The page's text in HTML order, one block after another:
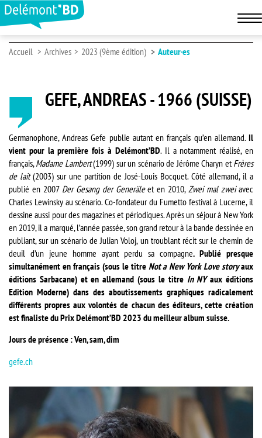
Accueil Archives 2023 (9ème édition) Auteur·es
GEFE, ANDREAS - 1966 (SUISSE)
Germanophone, Andreas Gefe publie autant en français qu’en allemand. Il
vient pour la première fois à Delémont’BD. Il a notamment réalisé, en
français,Madame Lambert(1999) sur un scénario de Jérôme Charyn et Frères
de lait(2003) sur une partition de José-Louis Bocquet. Côté allemand, il a
publié en 2007 Der Gesang der Generäleet en 2010, Zwei mal zweiavec
Charles Lewinsky au scénario. Co-fondateur du Fumetto festival à Lucerne, il
dessine aussi pour des magazines et périodiques. Après un séjour à New York
en 2019, il a marqué, l’année passée, son grand retour à la bande dessinée en
publiant, sur un scénario de Julian Voloj, un troublant récit sur le chemin de
deuil d’un jeune homme ayant perdu sa compagne. Publié presque
simultanément en français (sous le titre Not a New York Love storyaux
éditions Sarbacane) et en allemand (sous le titre In NYaux éditions
Edition Moderne) dans des aboutissements graphiques radicalement
différents propres aux volontés de chacun des éditeurs, cette création
est finaliste du Prix Delémont’BD 2023 du meilleur album suisse.
Jours de présence : Ven, sam, dim
gefe.ch